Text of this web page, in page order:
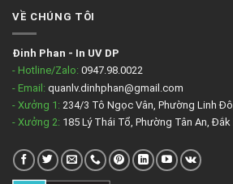
VỀ CHÚNG TÔI
Đinh Phan - In UV DP
- Hotline/Zalo: 0947.98.0022
- Email: quanlv.dinhphan@gmail.com
- Xưởng 1: 234/3 Tô Ngọc Vân, Phường Linh
- Xưởng 2: 185 Lý Thái Tổ, Phường Tân An, Đắk